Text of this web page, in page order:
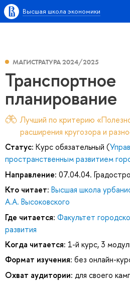
Высшая школа экономики
МАГИСТРАТУРА 2024/2025
Транспортное
планирование
Лучший по критерию
расширения кругозора и
Статус: Курс обязательный (
пространственным развитием
Направление: 07.04.04.
Кто читает: Высшая школа
А.А. Высоковского
Где читается: Факультет
развития
Когда читается: 1-й курс, 3
Формат изучения: без онлайн-
Охват аудитории: для своего